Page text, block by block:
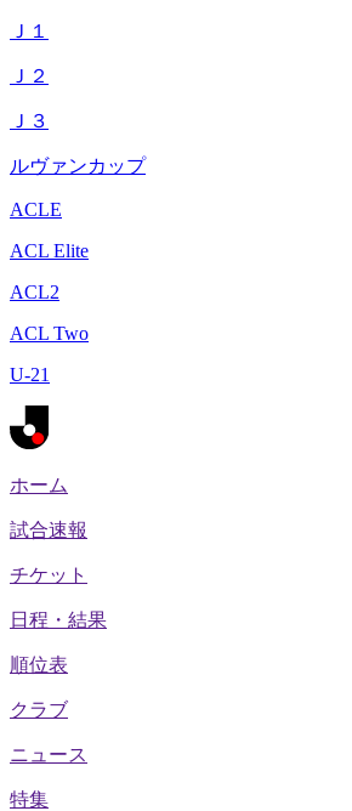
Ｊ１
Ｊ２
Ｊ３
ルヴァンカップ
ACLE
ACL Elite
ACL2
ACL Two
U-21
ホーム
試合速報
チケット
日程・結果
順位表
クラブ
ニュース
特集